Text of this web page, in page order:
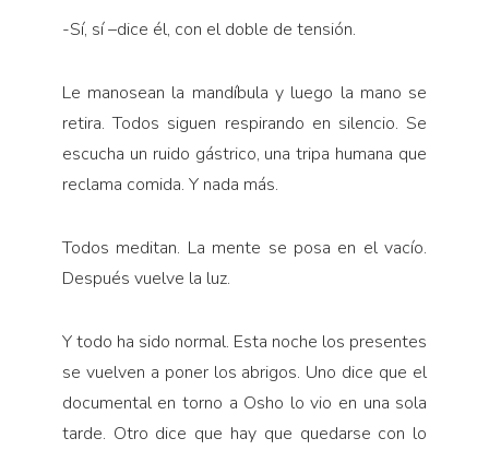
-Sí, sí –dice él, con el doble de tensión.
Le manosean la mandíbula y luego la mano se
retira. Todos siguen respirando en silencio. Se
escucha un ruido gástrico, una tripa humana que
reclama comida. Y nada más.
Todos meditan. La mente se posa en el vacío.
Después vuelve la luz.
Y todo ha sido normal. Esta noche los presentes
se vuelven a poner los abrigos. Uno dice que el
documental en torno a Osho lo vio en una sola
tarde. Otro dice que hay que quedarse con lo